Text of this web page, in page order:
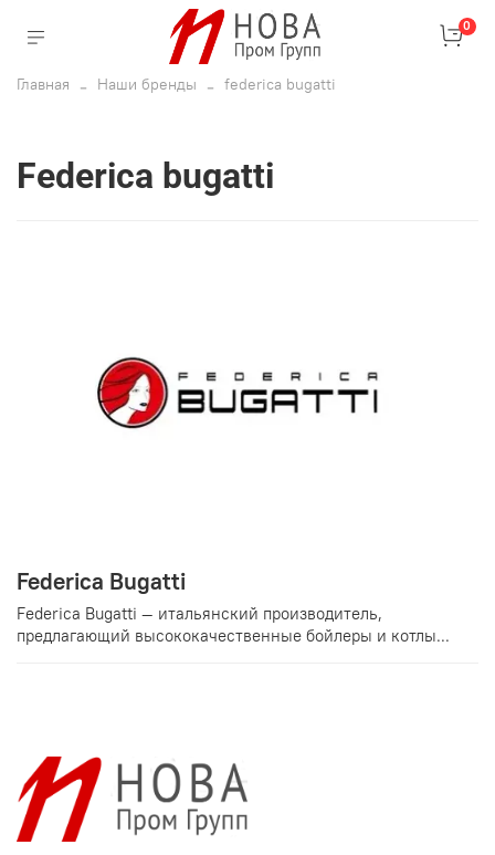
0
Главная Наши бренды federica bugatti
federica bugatti
Federica Bugatti
Federica Bugatti — итальянский производитель,
предлагающий высококачественные бойлеры и котлы...